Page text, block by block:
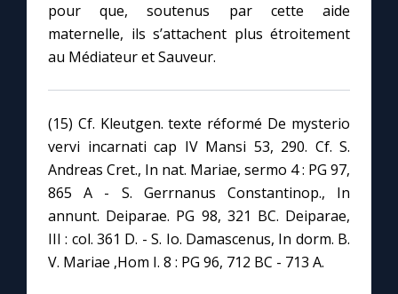
pour que, soutenus par cette aide
maternelle, ils s’attachent plus étroitement
au Médiateur et Sauveur.
(15) Cf. Kleutgen. texte réformé De mysterio
vervi incarnati cap IV Mansi 53, 290. Cf. S.
Andreas Cret., In nat. Mariae, sermo 4 : PG 97,
865 A - S. Gerrnanus Constantinop., In
annunt. Deiparae. PG 98, 321 BC. Deiparae,
III : col. 361 D. - S. Io. Damascenus, In dorm. B.
V. Mariae ,Hom I. 8 : PG 96, 712 BC - 713 A.